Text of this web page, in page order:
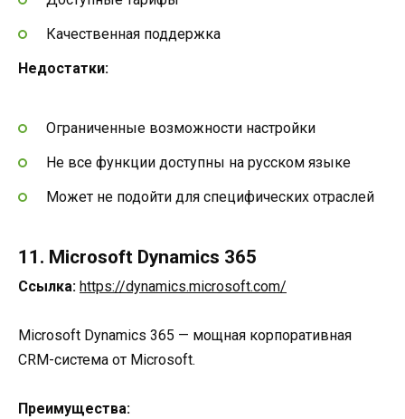
Качественная поддержка
Недостатки:
Ограниченные возможности настройки
Не все функции доступны на русском языке
Может не подойти для специфических отраслей
11. Microsoft Dynamics 365
Ссылка: https://dynamics.microsoft.com/
Microsoft Dynamics 365 — мощная корпоративная
CRM-система от Microsoft.
Преимущества: